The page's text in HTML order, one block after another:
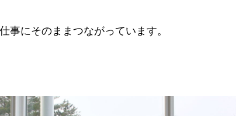
事にそのままつながっています。